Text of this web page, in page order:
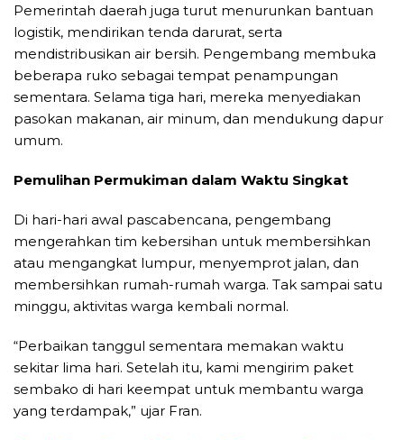
Pemerintah daerah juga turut menurunkan bantuan
logistik, mendirikan tenda darurat, serta
mendistribusikan air bersih. Pengembang membuka
beberapa ruko sebagai tempat penampungan
sementara. Selama tiga hari, mereka menyediakan
pasokan makanan, air minum, dan mendukung dapur
umum.
Pemulihan Permukiman dalam Waktu Singkat
Di hari-hari awal pascabencana, pengembang
mengerahkan tim kebersihan untuk membersihkan
atau mengangkat lumpur, menyemprot jalan, dan
membersihkan rumah-rumah warga. Tak sampai satu
minggu, aktivitas warga kembali normal.
“Perbaikan tanggul sementara memakan waktu
sekitar lima hari. Setelah itu, kami mengirim paket
sembako di hari keempat untuk membantu warga
yang terdampak,” ujar Fran.